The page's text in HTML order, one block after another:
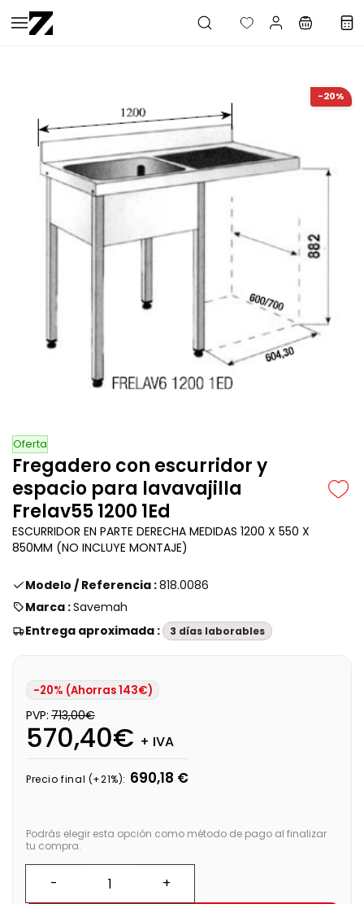
Saltar al
contenido
-20%
Oferta
Fregadero con escurridor y
espacio para lavavajilla
Frelav55 1200 1Ed
ESCURRIDOR EN PARTE DERECHA MEDIDAS 1200 X 550 X
850MM (NO INCLUYE MONTAJE)
Modelo / Referencia :818.0086
Marca :Savemah
Entrega aproximada :
3 días laborables
-20% (Ahorras 143€)
PVP: 713,00€
570,40€ + IVA
Precio final (+21%): 690,18 €
Podrás elegir esta opción como método de pago al finalizar
tu compra.